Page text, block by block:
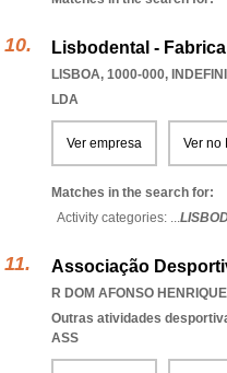
Lisbodental -
LISBOA, 1000-000,
LDA
Ver empresa Ver no
Matches in the search for:
Activity categories: ...
Associação
R DOM AFONSO
Outras atividades
ASS